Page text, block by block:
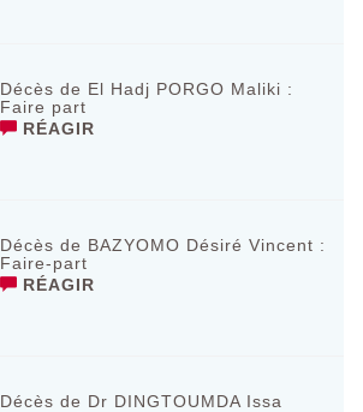
Décès de El Hadj PORGO Maliki :
Faire part
RÉAGIR
Décès de BAZYOMO Désiré Vincent :
Faire-part
RÉAGIR
Décès de Dr DINGTOUMDA Issa